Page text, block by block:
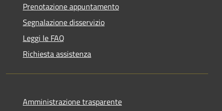
Prenotazione appuntamento
Segnalazione disservizio
Leggi le FAQ
Richiesta assistenza
Amministrazione trasparente